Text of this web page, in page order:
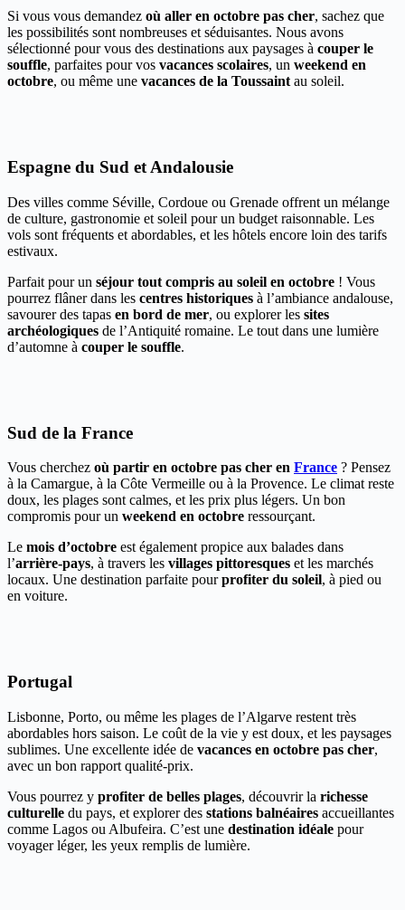
Si vous vous demandez où aller en octobre pas cher, sachez que
les possibilités sont nombreuses et séduisantes. Nous avons
sélectionné pour vous des destinations aux paysages à couper le
souffle, parfaites pour vos vacances scolaires, un weekend en
octobre, ou même une vacances de la Toussaintau soleil.
Espagne du Sud et Andalousie
Des villes comme Séville, Cordoue ou Grenade offrent un mélange
de culture, gastronomie et soleil pour un budget raisonnable. Les
vols sont fréquents et abordables, et les hôtels encore loin des tarifs
estivaux.
Parfait pour un séjour tout compris au soleil en octobre ! Vous
pourrez flâner dans les centres historiques à l’ambiance andalouse,
savourer des tapas en bord de mer, ou explorer les sites
archéologiques de l’Antiquité romaine. Le tout dans une lumière
d’automne à couper le souffle.
Sud de la France
Vous cherchez où partir en octobre pas cher en France ? Pensez
à la Camargue, à la Côte Vermeille ou à la Provence. Le climat reste
doux, les plages sont calmes, et les prix plus légers. Un bon
compromis pour un weekend en octobre ressourçant.
Le mois d’octobre est également propice aux balades dans
l’arrière-pays, à travers les villages pittoresques et les marchés
locaux. Une destination parfaite pourprofiter du soleil, à pied ou
en voiture.
Portugal
Lisbonne, Porto, ou même les plages de l’Algarve restent très
abordables hors saison. Le coût de la vie y est doux, et les paysages
sublimes. Une excellente idée de vacances en octobre pas cher,
avec un bon rapport qualité-prix.
Vous pourrez y profiter de belles plages, découvrir la richesse
culturelle du pays, et explorer des stations balnéaires accueillantes
comme Lagos ou Albufeira. C’est une destination idéale pour
voyager léger, les yeux remplis de lumière.